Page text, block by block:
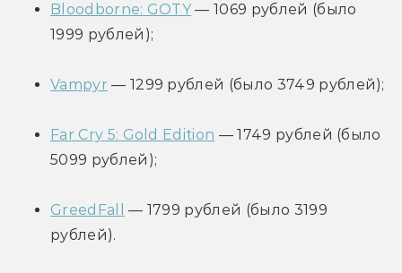
Bloodborne: GOTY — 1069 рублей (было
1999 рублей);
Vampyr — 1299 рублей (было 3749 рублей);
Far Cry 5: Gold Edition — 1749 рублей (было
5099 рублей);
GreedFall
— 1799 рублей (было 3199
рублей).